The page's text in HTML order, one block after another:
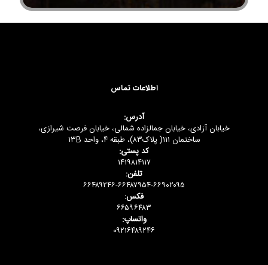
اطلاعات تماس
آدرس:
خیابان آزادی، خیابان جمالزاده شمالی، خیابان فرصت شیرازی،
ساختمان ۱۱۱( پلاک۸۳)، طبقه ۴، واحد ۱۳B
کد پستی:
۱۴۱۹۸۱۴۱۱۷
تلفن:
۶۶۴۸۹۲۴۶-۶۶۴۸۷۹۵۴-۶۶۹۰۲۰۹۵
فکس:
۶۶۵۹۶۴۸۳
واتساپ:
۰۹۲۱۶۴۸۹۲۴۶